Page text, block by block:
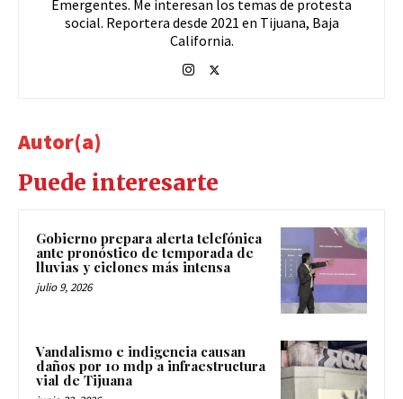
Emergentes. Me interesan los temas de protesta
social. Reportera desde 2021 en Tijuana, Baja
California.
Autor(a)
Puede interesarte
Gobierno prepara alerta telefónica
ante pronóstico de temporada de
lluvias y ciclones más intensa
julio 9, 2026
Vandalismo e indigencia causan
daños por 10 mdp a infraestructura
vial de Tijuana